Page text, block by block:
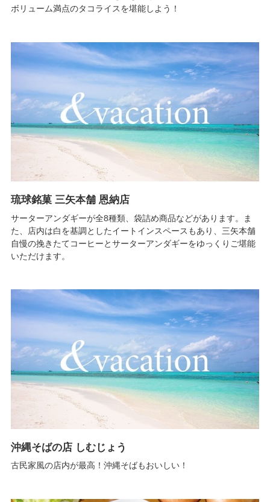
ボリューム満点のタコライスを堪能しよう！
琉球銘菓 三矢本舗 恩納店
サーターアンダギーが全8種類、袋詰め商品などがあります。ま
た、店内は白を基調としたイートインスペースもあり、三矢本舗
自慢の挽きたてコーヒーとサーターアンダギーをゆっくりご堪能
いただけます。
沖縄そばの店 しむじょう
古民家風の店内が最高！沖縄そばもおいしい！